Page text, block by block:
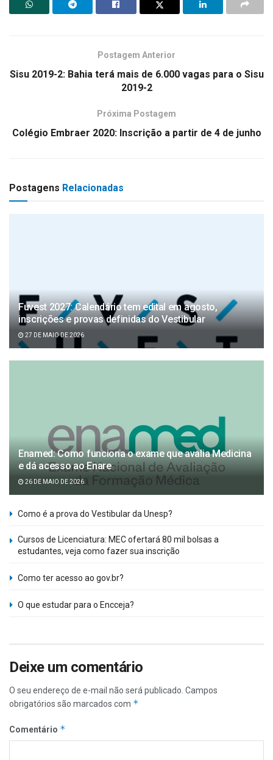
Postagem Anterior
Sisu 2019-2: Bahia terá mais de 6.000 vagas para o Sisu
2019-2
Próxima Postagem
Colégio Embraer 2020: Inscrição a partir de 4 de junho
Postagens Relacionadas
Fuvest 2027: Calendário tem edital em agosto,
inscrições e provas definidas do Vestibular
27 DE MAIO DE 2026
Enamed: Como funciona o exame que avalia Medicina
e dá acesso ao Enare
26 DE MAIO DE 2026
Como é a prova do Vestibular da Unesp?
Cursos de Licenciatura: MEC ofertará 80 mil bolsas a
estudantes, veja como fazer sua inscrição
Como ter acesso ao gov.br?
O que estudar para o Encceja?
Deixe um comentário
O seu endereço de e-mail não será publicado. Campos
obrigatórios são marcados com *
Comentário *